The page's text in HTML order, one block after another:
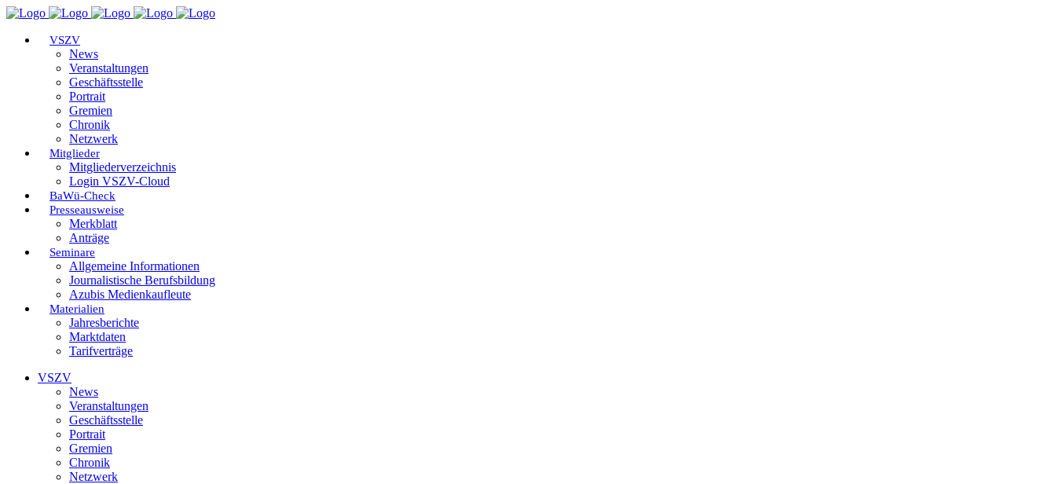
VSZV
News
Veranstaltungen
Geschäftsstelle
Portrait
Gremien
Chronik
Netzwerk
Mitglieder
Mitgliederverzeichnis
Login VSZV-Cloud
BaWü-Check
Presseausweise
Merkblatt
Anträge
Seminare
Allgemeine Informationen
Journalistische Berufsbildung
Azubis Medienkaufleute
Materialien
Jahresberichte
Marktdaten
Tarifverträge
VSZV
News
Veranstaltungen
Geschäftsstelle
Portrait
Gremien
Chronik
Netzwerk